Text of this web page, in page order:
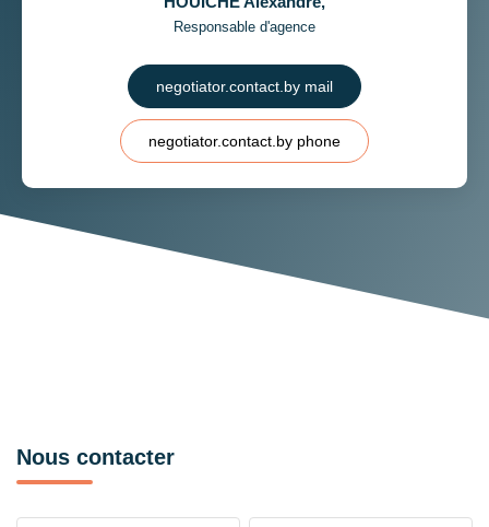
Responsable d'agence
negotiator.contact.by mail
negotiator.contact.by phone
Nous contacter